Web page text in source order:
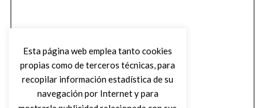
Esta página web emplea tanto cookies
propias como de terceros técnicas, para
recopilar información estadística de su
navegación por Internet y para